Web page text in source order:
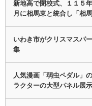
新地高で閉校式、１１５
月に相馬東と統合し「相
いわき市がクリスマスパ
集
人気漫画「弱虫ペダル」
ラクターの大型パネル